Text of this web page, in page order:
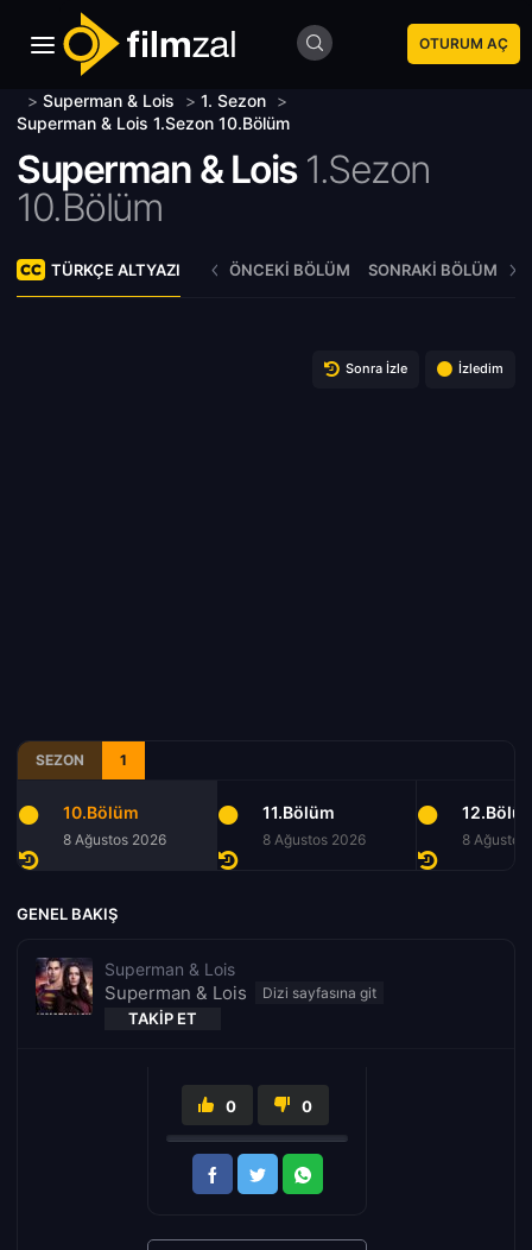
OTURUM AÇ
> Superman & Lois > 1. Sezon >
Superman & Lois 1.Sezon 10.Bölüm
Superman & Lois 1.Sezon
10.Bölüm
TÜRKÇE ALTYAZI ÖNCEKI BÖLÜM SONRAKI BÖLÜM
Sonra İzle İzledim
SEZON 1
10.Bölüm
8 Ağustos 2026
11.Bölüm
8 Ağustos 2026 8 Ağustos
GENEL BAKIŞ
Superman & Lois
Superman & Lois
TAKIP ET
0 0